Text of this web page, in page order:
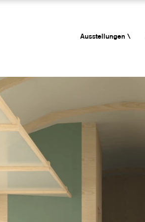
Ausstellungen \